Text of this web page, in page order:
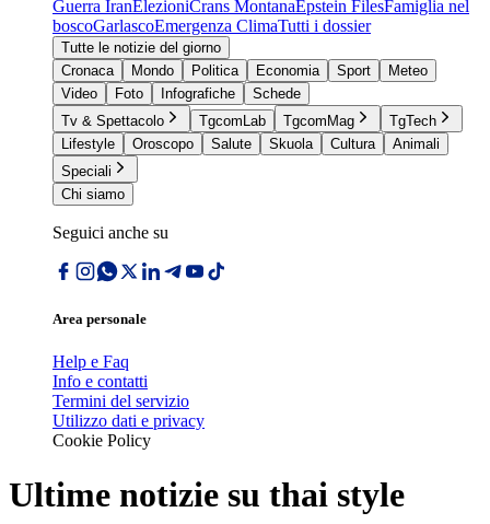
Guerra IranElezioniCrans MontanaEpstein FilesFamiglia nel
boscoGarlascoEmergenza ClimaTutti i dossier
Tutte le notizie del giorno
Cronaca
Mondo Politica Economia Sport
Meteo
Video
Foto Infografiche
Schede
Tv & Spettacolo
TgcomLab TgcomMag
TgTech
Lifestyle
Oroscopo Salute Skuola Cultura
Animali
Speciali
Chi siamo
Seguici anche su
Area personale
Help e Faq
Info e contatti
Termini del servizio
Utilizzo dati e privacy
Cookie Policy
Ultime notizie su thai style